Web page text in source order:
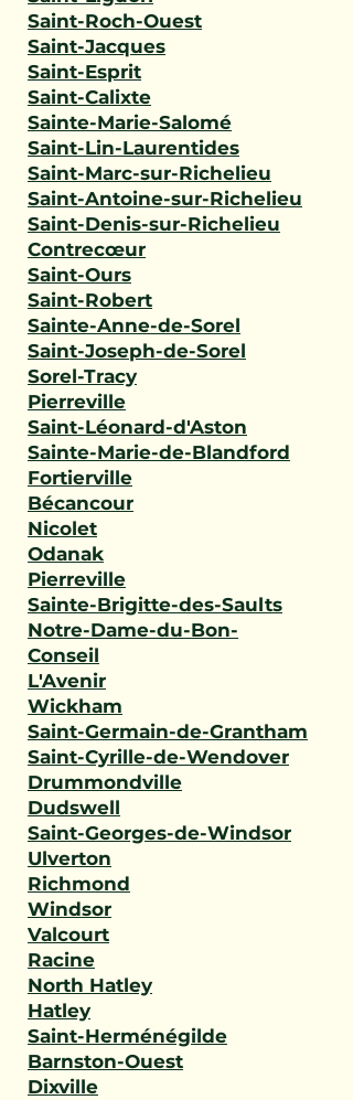
Saint-Roch-Ouest
Saint-Jacques
Saint-Esprit
Saint-Calixte
Sainte-Marie-Salomé
Saint-Lin-Laurentides
Saint-Marc-sur-Richelieu
Saint-Antoine-sur-Richelieu
Saint-Denis-sur-Richelieu
Contrecœur
Saint-Ours
Saint-Robert
Sainte-Anne-de-Sorel
Saint-Joseph-de-Sorel
Sorel-Tracy
Pierreville
Saint-Léonard-d'Aston
Sainte-Marie-de-Blandford
Fortierville
Bécancour
Nicolet
Odanak
Pierreville
Sainte-Brigitte-des-Saults
Notre-Dame-du-Bon-
Conseil
L'Avenir
Wickham
Saint-Germain-de-Grantham
Saint-Cyrille-de-Wendover
Drummondville
Dudswell
Saint-Georges-de-Windsor
Ulverton
Richmond
Windsor
Valcourt
Racine
North Hatley
Hatley
Saint-Herménégilde
Barnston-Ouest
Dixville